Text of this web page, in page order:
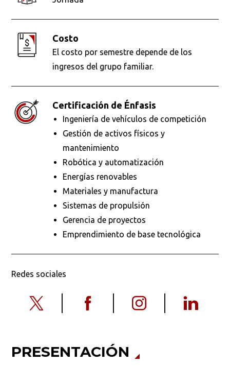
Costo
El costo por semestre depende de los
ingresos del grupo familiar.
Certificación de Énfasis
Ingeniería de vehículos de competición
Gestión de activos físicos y
mantenimiento
Robótica y automatización
Energías renovables
Materiales y manufactura
Sistemas de propulsión
Gerencia de proyectos
Emprendimiento de base tecnológica
Redes sociales
PRESENTACIÓN